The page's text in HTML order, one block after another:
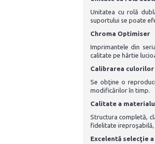
Unitatea cu rolă
suportului se poate
Chroma Optimiser
Imprimantele din
calitate pe hârtie
Calibrarea culorilor
Se obţine o
modificărilor în timp.
Calitate a
Structura completă,
fidelitate ireproşabilă,
Excelentă selecţie